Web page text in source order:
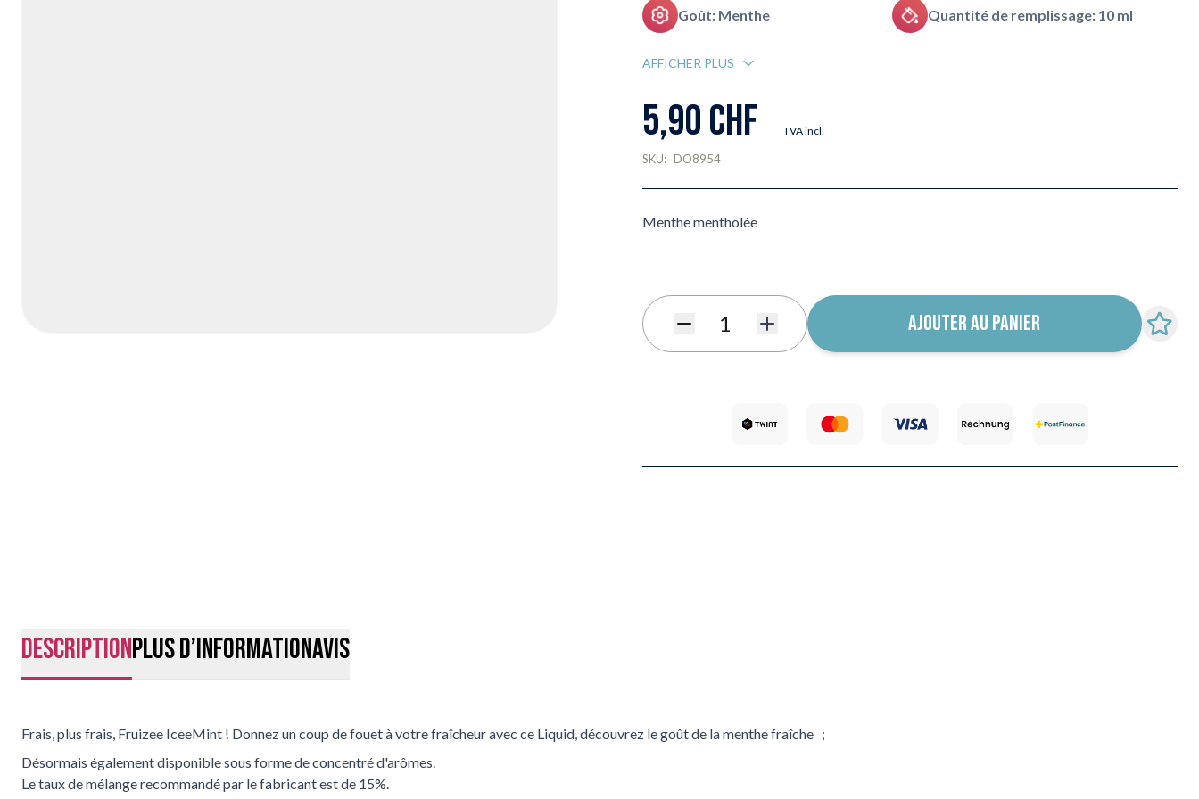
Goût: Menthe Quantité de remplissage: 10 ml
AFFICHER PLUS
5,90 CHF TVA incl.
SKU: DO8954
Menthe mentholée
Quantité AJOUTER AU PANIER
DescriptionPlus d’informationAvis
Frais, plus frais, Fruizee IceeMint ! Donnez un coup de fouet à votre fraîcheur avec ce Liquid , découvrez le goût de la menthe fraîche ;
Désormais également disponible sous forme de concentré d'arômes.
Le taux de mélange recommandé par le fabricant est de 15%.